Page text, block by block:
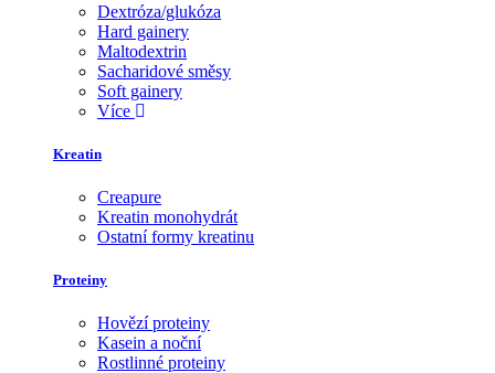
Dextróza/glukóza
Hard gainery
Maltodextrin
Sacharidové směsy
Soft gainery
Více
Kreatin
Creapure
Kreatin monohydrát
Ostatní formy kreatinu
Proteiny
Hovězí proteiny
Kasein a noční
Rostlinné proteiny